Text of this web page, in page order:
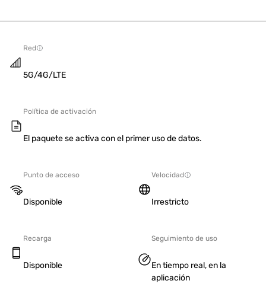
Red
5G/4G/LTE
Política de activación
El paquete se activa con el primer uso de datos.
Punto de acceso
Disponible
Velocidad
Irrestricto
Recarga
Disponible
Seguimiento de uso
En tiempo real, en la
aplicación